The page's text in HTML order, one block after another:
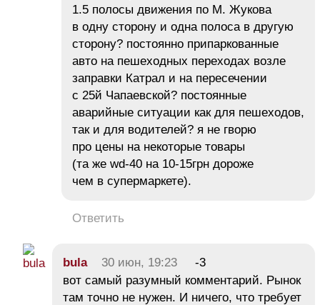
1.5 полосы движения по М. Жукова
в одну сторону и одна полоса в другую
сторону? постоянно припаркованные
авто на пешеходных переходах возле
заправки Катрал и на пересечении
с 25й Чапаевской? постоянные
аварийные ситуации как для пешеходов,
так и для водителей? я не гворю
про цены на некоторые товары
(та же wd-40 на 10-15грн дороже
чем в супермаркете).
Ответить
bula 30 июн, 19:23
-3
вот самый разумный комментарий. Рынок
там точно не нужен. И ничего, что требует